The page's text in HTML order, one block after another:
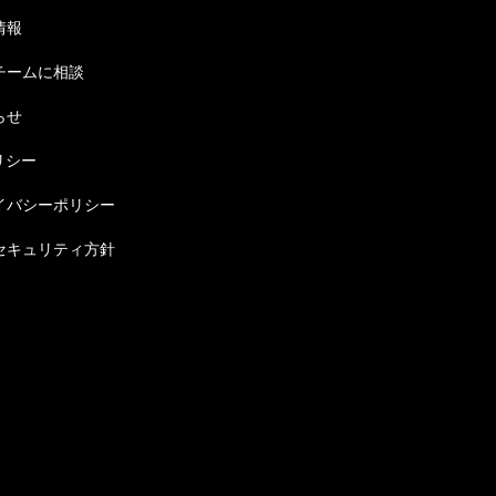
報
ームに相談
せ
シー
バシーポリシー
キュリティ方針